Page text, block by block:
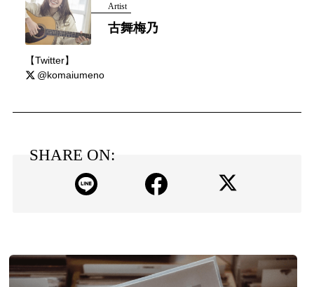
Artist
古舞梅乃
【Twitter】
@komaiumeno
SHARE ON: